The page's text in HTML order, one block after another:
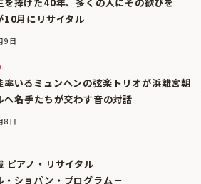
10月にリサイタル
9日
率いるミュンヘンの弦楽トリオが浜離宮朝
へ――名手たちが交わす音の対話
8日
ピアノ・リサイタル
・ショパン・プログラム－